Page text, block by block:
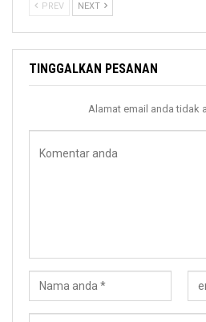
PREV NEXT
TINGGALKAN PESANAN
Alamat email anda tidak